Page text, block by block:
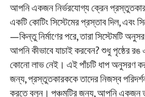
আপনি একজন নির্ভরযোগ্য ক্রেন
একটি কোটিং সিস্টেমের প্রস্তাব দিল, এবং
—কিন্তু নির্মাণের পরে, তারা সিস্টেমটি
আপনি কীভাবে যাচাই করবেন? শুধু পৃষ্ঠের
কোনো লাভ নেই। এই পাঁচটি ধাপ অনুসরণ
জন্য, প্রস্তুতকারককে তাদের নিজস্ব